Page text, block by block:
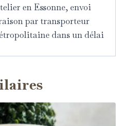
en Essonne, envoi
par transporteur
dans un délai